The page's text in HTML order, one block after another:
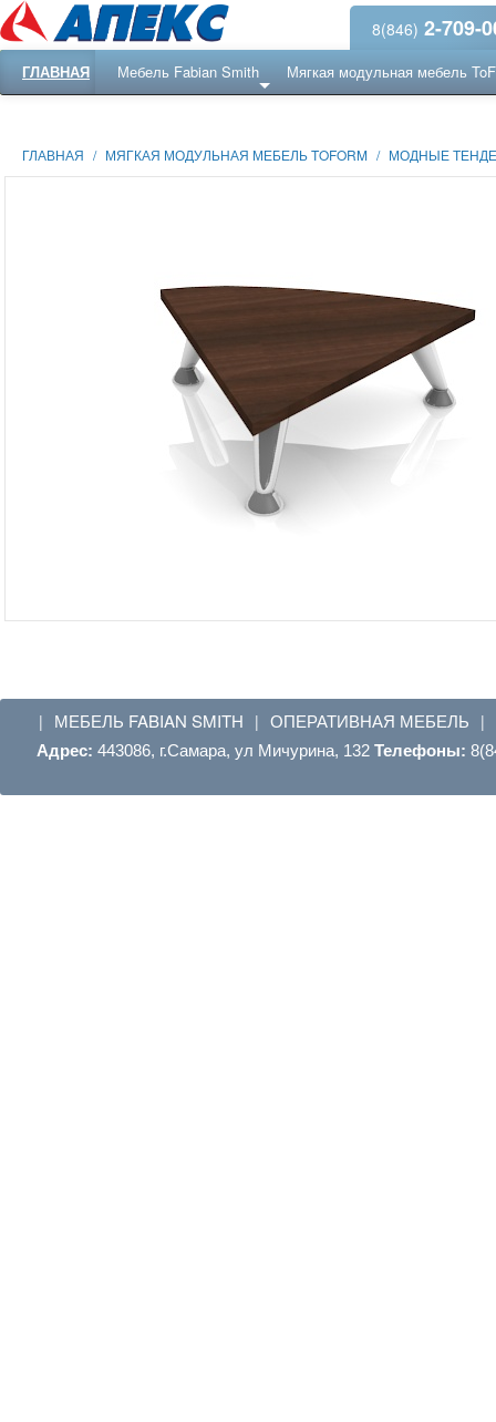
8(846) 2-709-
ГЛАВНАЯ Мебель Fabian Smith Мягкая модульная мебель
ГЛАВНАЯ / МЯГКАЯ МОДУЛЬНАЯ МЕБЕЛЬ TOFORM / МОДНЫЕ
| МЕБЕЛЬ FABIAN SMITH | ОПЕРАТИВНАЯ МЕБЕЛЬ |
Адрес: 443086, г.Самара, ул Мичурина, 132 Телефоны: